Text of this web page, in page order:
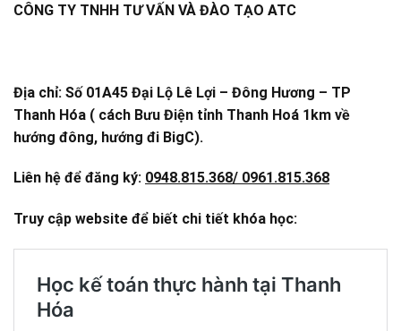
CÔNG TY TNHH TƯ VẤN VÀ ĐÀO TẠO ATC
Địa chỉ: Số 01A45 Đại Lộ Lê Lợi – Đông Hương – TP
Thanh Hóa ( cách Bưu Điện tỉnh Thanh Hoá 1km về
hướng đông, hướng đi BigC).
Liên hệ để đăng ký: 0948.815.368/ 0961.815.368
Truy cập website để biết chi tiết khóa học: